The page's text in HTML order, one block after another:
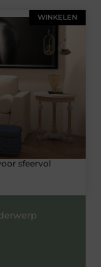
WINKELEN
sfeervol